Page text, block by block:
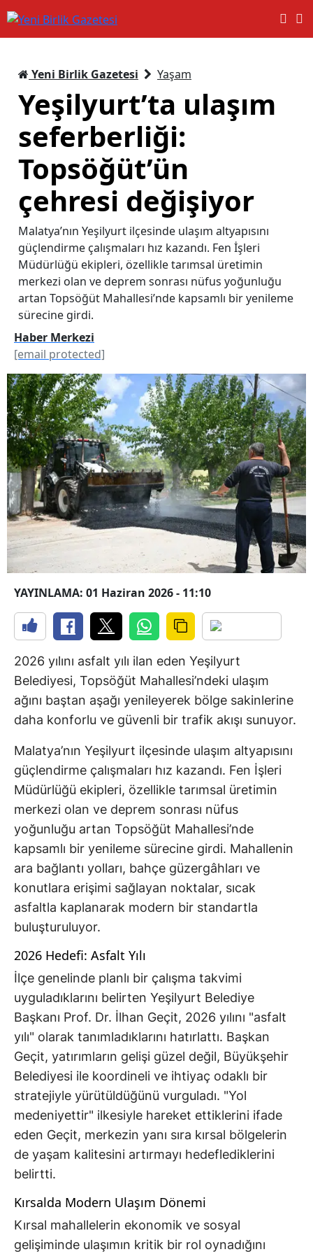
Yeni Birlik Gazetesi Yaşam
Yeşilyurt’ta ulaşım
seferberliği:
Topsöğüt’ün
çehresi değişiyor
Malatya’nın Yeşilyurt ilçesinde ulaşım altyapısını
güçlendirme çalışmaları hız kazandı. Fen İşleri
Müdürlüğü ekipleri, özellikle tarımsal üretimin
merkezi olan ve deprem sonrası nüfus yoğunluğu
artan Topsöğüt Mahallesi’nde kapsamlı bir yenileme
sürecine girdi.
Haber Merkezi
[email protected]
YAYINLAMA: 01 Haziran 2026 - 11:10
2026 yılını asfalt yılı ilan eden Yeşilyurt
Belediyesi, Topsöğüt Mahallesi’ndeki ulaşım
ağını baştan aşağı yenileyerek bölge sakinlerine
daha konforlu ve güvenli bir trafik akışı sunuyor.
Malatya’nın Yeşilyurt ilçesinde ulaşım altyapısını
güçlendirme çalışmaları hız kazandı. Fen İşleri
Müdürlüğü ekipleri, özellikle tarımsal üretimin
merkezi olan ve deprem sonrası nüfus
yoğunluğu artan Topsöğüt Mahallesi’nde
kapsamlı bir yenileme sürecine girdi. Mahallenin
ara bağlantı yolları, bahçe güzergâhları ve
konutlara erişimi sağlayan noktalar, sıcak
asfaltla kaplanarak modern bir standartla
buluşturuluyor.
2026 Hedefi: Asfalt Yılı
İlçe genelinde planlı bir çalışma takvimi
uyguladıklarını belirten Yeşilyurt Belediye
Başkanı Prof. Dr. İlhan Geçit, 2026 yılını "asfalt
yılı" olarak tanımladıklarını hatırlattı. Başkan
Geçit, yatırımların gelişi güzel değil, Büyükşehir
Belediyesi ile koordineli ve ihtiyaç odaklı bir
stratejiyle yürütüldüğünü vurguladı. "Yol
medeniyettir" ilkesiyle hareket ettiklerini ifade
eden Geçit, merkezin yanı sıra kırsal bölgelerin
de yaşam kalitesini artırmayı hedeflediklerini
belirtti.
Kırsalda Modern Ulaşım Dönemi
Kırsal mahallelerin ekonomik ve sosyal
gelişiminde ulaşımın kritik bir rol oynadığını